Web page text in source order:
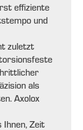
effiziente
und
zuletzt
als
Axolox
Ihnen, Zeit